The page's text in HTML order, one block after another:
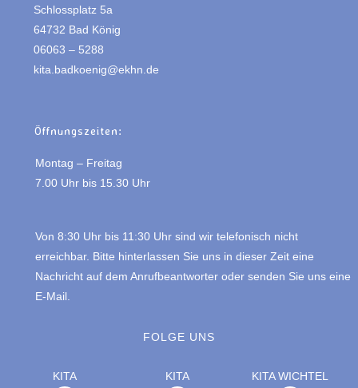
Schlossplatz 5a
64732 Bad König
06063 – 5288
kita.badkoenig@ekhn.de
Öffnungszeiten:
Montag – Freitag
7.00 Uhr bis 15.30 Uhr
Von 8:30 Uhr bis 11:30 Uhr sind wir telefonisch nicht
erreichbar. Bitte hinterlassen Sie uns in dieser Zeit eine
Nachricht auf dem Anrufbeantworter oder senden Sie uns eine
E-Mail.
FOLGE UNS
KITA KITA KITA WICHTEL